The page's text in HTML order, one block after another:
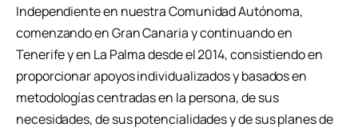
Independiente en nuestra Comunidad Autónoma,
comenzando en Gran Canaria y continuando en
Tenerife y en La Palma desde el 2014, consistiendo en
proporcionar apoyos individualizados y basados en
metodologías centradas en la persona, de sus
necesidades, de sus potencialidades y de sus planes de